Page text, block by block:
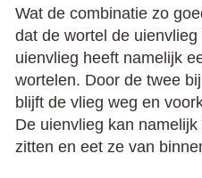
Wat de combinatie zo
dat de wortel de
uienvlieg heeft namelijk
wortelen. Door de twee
blijft de vlieg weg en
De uienvlieg kan
zitten en eet ze van